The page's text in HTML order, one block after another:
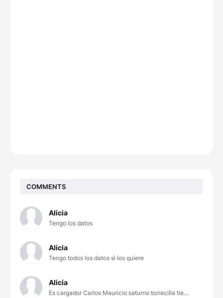
COMMENTS
Alicia
Tengo los datos
Alicia
Tengo todos los datos si los quiere
Alicia
Es cargador Carlos Mauricio saturno torrecilla tie...